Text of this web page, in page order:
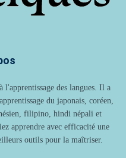
l'apprentissage des langues. Il a
du japonais, coréen,
filipino, hindi népali et
apprendre avec efficacité une
outils pour la maîtriser.